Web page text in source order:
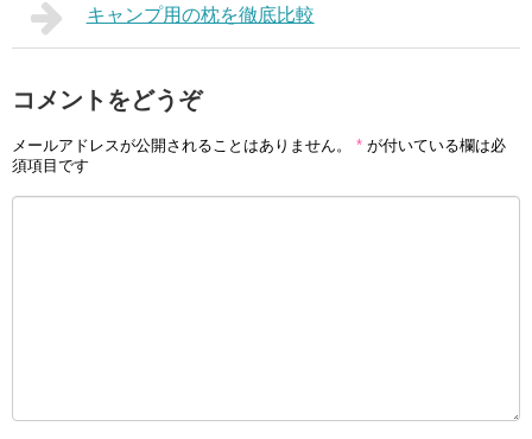
キャンプ用の枕を徹底比較
コメントをどうぞ
メールアドレスが公開されることはありません。 * が付いている欄は必
須項目です